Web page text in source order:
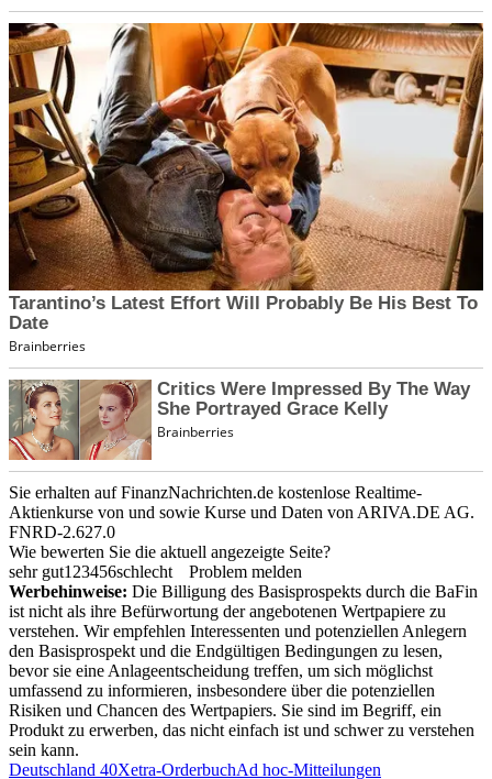
Sie erhalten auf FinanzNachrichten.de kostenlose Realtime-
Aktienkurse von und sowie Kurse und Daten von ARIVA.DE AG.
FNRD-2.627.0
Wie bewerten Sie die aktuell angezeigte Seite?
sehr gut1 23456schlecht
Problem melden
Werbehinweise: Die Billigung des Basisprospekts durch die BaFin
ist nicht als ihre Befürwortung der angebotenen Wertpapiere zu
verstehen. Wir empfehlen Interessenten und potenziellen Anlegern
den Basisprospekt und die Endgültigen Bedingungen zu lesen,
bevor sie eine Anlageentscheidung treffen, um sich möglichst
umfassend zu informieren, insbesondere über die potenziellen
Risiken und Chancen des Wertpapiers. Sie sind im Begriff, ein
Produkt zu erwerben, das nicht einfach ist und schwer zu verstehen
sein kann.
Deutschland 40Xetra-OrderbuchAd hoc-Mitteilungen